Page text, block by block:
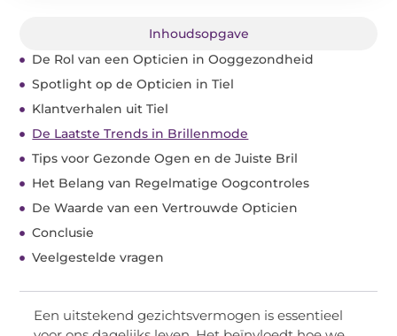
Inhoudsopgave
De Rol van een Opticien in Ooggezondheid
Spotlight op de Opticien in Tiel
Klantverhalen uit Tiel
De Laatste Trends in Brillenmode
Tips voor Gezonde Ogen en de Juiste Bril
Het Belang van Regelmatige Oogcontroles
De Waarde van een Vertrouwde Opticien
Conclusie
Veelgestelde vragen
Een uitstekend gezichtsvermogen is essentieel